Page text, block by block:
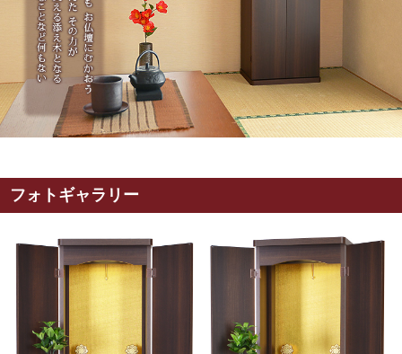
フォトギャラリー